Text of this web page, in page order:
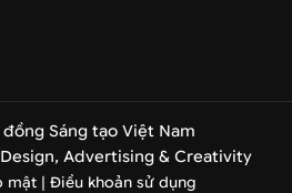
đồng Sáng tạo Việt Nam
Advertising & Creativity
mật | Điều khoản sử dụng